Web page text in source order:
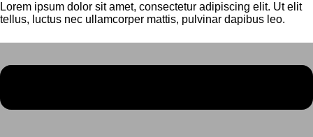
Lorem ipsum dolor sit amet, consectetur adipiscing elit. Ut elit
tellus, luctus nec ullamcorper mattis, pulvinar dapibus leo.